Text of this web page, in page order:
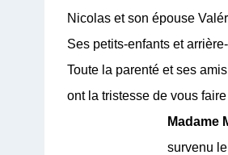
Nicolas et son épouse
Ses petits-enfants et
Toute la parenté et ses amis
ont la tristesse de
Madame
survenu le 29 mai